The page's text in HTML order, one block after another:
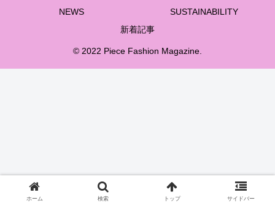
NEWS
SUSTAINABILITY
新着記事
© 2022 Piece Fashion Magazine.
ホーム 検索 トップ サイドバー